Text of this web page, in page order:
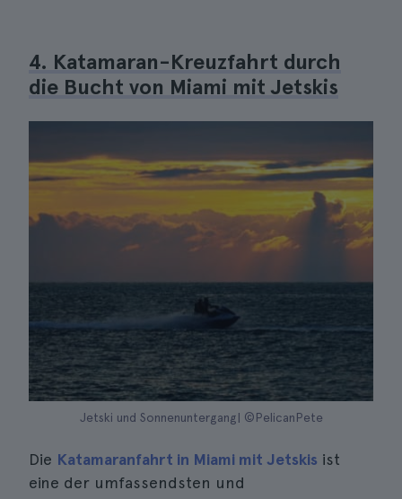
4. Katamaran-Kreuzfahrt durch
die Bucht von Miami mit Jetskis
Jetski und Sonnenuntergang| ©PelicanPete
Die Katamaranfahrt in Miami mit Jetskis ist
eine der umfassendsten und